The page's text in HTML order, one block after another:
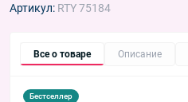
Артикул: RTY 75184
Все о товаре Описание
Бестселлер